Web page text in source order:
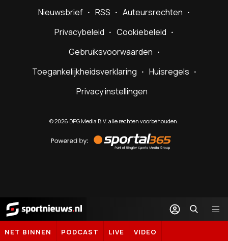
Nieuwsbrief RSS
Auteursrechten
Privacybeleid
Cookiebeleid
Gebruiksvoorwaarden
Toegankelijkheidsverklaring
Huisregels
Privacy instellingen
©2026 DPG Media B.V. alle rechten voorbehouden.
by
Sportal365
Sportnieuws.nl
NET BINNEN PODCAST LIVE VIDEO